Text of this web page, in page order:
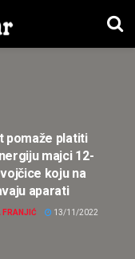
pomaže platiti
majci 12-
koju na
aparati
FRANJIĆ 13/11/2022